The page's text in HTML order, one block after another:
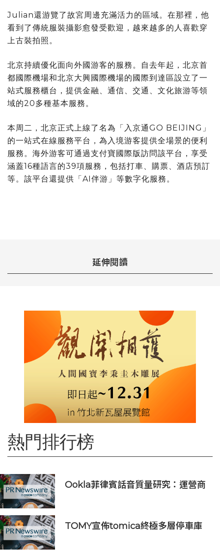
Julian還游覽了故宮周邊充滿活力的區域。在那裡，他
看到了傳統服裝攝影愈發受歡迎，越來越多的人喜歡穿
上古裝拍照。
北京持續優化面向外國游客的服務。自去年起，北京首
都國際機場和北京大興國際機場的國際到達區設立了一
站式服務櫃台，提供金融、通信、交通、文化旅游等領
域的20多種基本服務。
本周二，北京正式上線了名為「入京通GO BEIJING」
的一站式在線服務平台，為入境游客提供全場景的便利
服務。海外游客可通過支付寶國際版訪問該平台，享受
涵蓋16種語言的39項服務，包括打車、購票、酒店預訂
等。該平台還提供「AI伴游」等數字化服務。
延伸閱讀
熱門排行榜
Ookla菲律賓話音質量研究：運營商
TOMY宣佈tomica終極多層停車庫